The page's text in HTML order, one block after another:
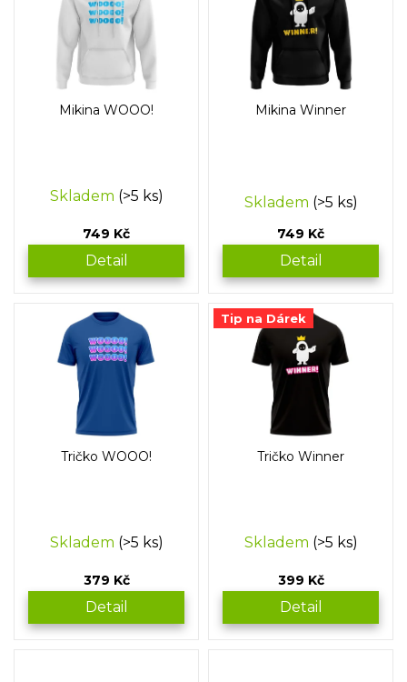
Mikina WOOO!
Skladem (>5 ks)
749 Kč
Detail
Mikina Winner
hodnocení
hvězdiček.
Skladem (>5 ks)
749 Kč
Detail
Tričko WOOO!
Skladem (>5 ks)
379 Kč
Detail
Tip na Dárek
Tričko Winner
Skladem (>5 ks)
399 Kč
Detail